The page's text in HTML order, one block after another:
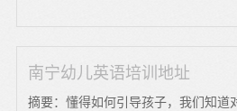
南宁幼儿英语培训地址
摘要：懂得如何引导孩子，我们知道